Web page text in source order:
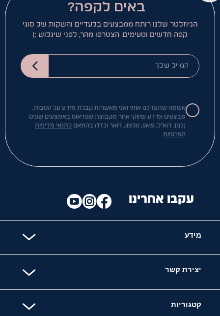
באים לקפה?
הניוזלטר שלנו רותח ממבצעים בלעדיים והשקות של סוגי
קפה חדשים וטעימים. הצטרפו מהר, לפני שיגלוש :)
המייל שלך
אשמח שתעדכנו אותי ואני מאשר/ת קבלת מידע על הטבות,
מבצעים ומידע שיווקי אחר מקבוצת שטראוס באמצעים שונים
(כגון: דוא"ל, SMS, טלפון, דואר וכדו') בהתאם
לתנאי מדיניות
הפרטיות
מידע
יצירת קשר
קטגוריות
עקבו אחרינו